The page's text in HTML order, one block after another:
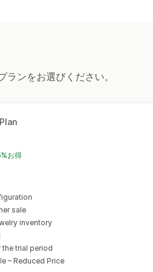
ランをお選びください。
お得
sale
inventory
the trial period
– Reduced Price